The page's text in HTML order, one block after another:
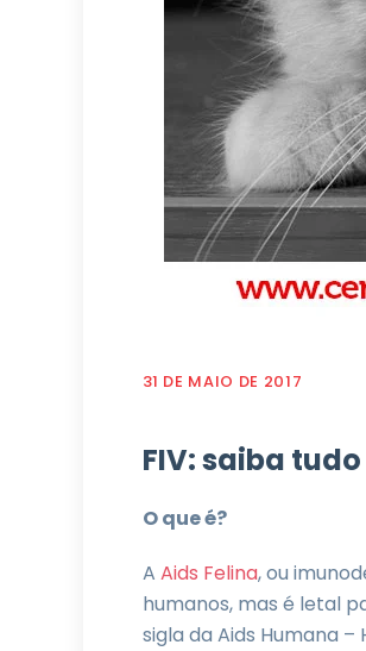
31 DE MAIO DE 2017
FIV: saiba
O que é?
A Aids Felina, ou
humanos, mas é letal
sigla da Aids Humana